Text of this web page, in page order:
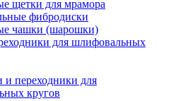
щетки для мрамора
фибродиски
чашки (шарошки)
для шлифовальных
и переходники для
кругов